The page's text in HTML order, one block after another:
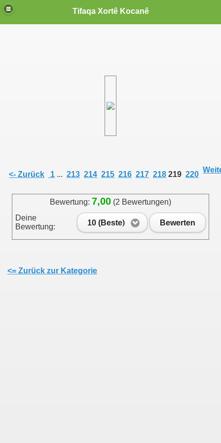
Tifaqa Xortê Kocanê
<- Zurück 1 ... 213 214 215 216 217 218 219 220
Bewertung: 7,00 (2 Bewertungen)
Deine
Bewertung:
10 (Beste) Bewerten
<= Zurück zur Kategorie